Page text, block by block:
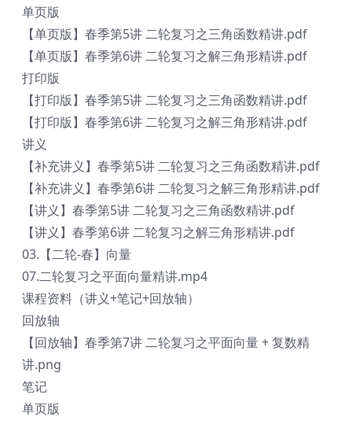
单页版
【单页版】春季第5讲 二轮复习之三角函数精讲.pdf
【单页版】春季第6讲 二轮复习之解三角形精讲.pdf
打印版
【打印版】春季第5讲 二轮复习之三角函数精讲.pdf
【打印版】春季第6讲 二轮复习之解三角形精讲.pdf
讲义
【补充讲义】春季第5讲 二轮复习之三角函数精讲.pdf
【补充讲义】春季第6讲 二轮复习之解三角形精讲.pdf
【讲义】春季第5讲 二轮复习之三角函数精讲.pdf
【讲义】春季第6讲 二轮复习之解三角形精讲.pdf
03.【二轮-春】向量
07.二轮复习之平面向量精讲.mp4
课程资料（讲义+笔记+回放轴）
回放轴
【回放轴】春季第7讲 二轮复习之平面向量 + 复数精
讲.png
笔记
单页版